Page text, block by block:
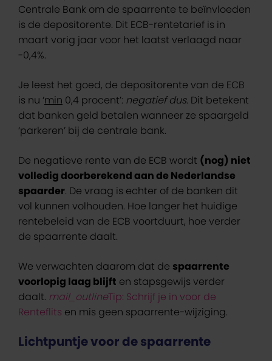
Centrale Bank om de spaarrente te beïnvloeden
is de depositorente. Dit ECB-rentetarief is in
maart vorig jaar voor het laatst verlaagd naar
-0,4%.
Je leest het goed, de depositorente van de ECB
is nu ‘min 0,4 procent’: negatief dus. Dit betekent
dat banken geld betalen wanneer ze spaargeld
‘parkeren’ bij de centrale bank.
De negatieve rente van de ECB wordt (nog) niet
volledig doorberekend aan de Nederlandse
spaarder. De vraag is echter of de banken dit
vol kunnen volhouden. Hoe langer het huidige
rentebeleid van de ECB voortduurt, hoe verder
de spaarrente daalt.
We verwachten daarom dat de spaarrente
voorlopig laag blijft en stapsgewijs verder
daalt. mail_outlineTip: Schrijf je in voor de
Renteflits en mis geen spaarrente-wijziging.
Lichtpuntje voor de spaarrente